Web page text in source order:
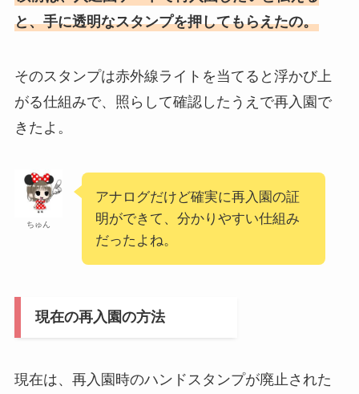
と、手に透明なスタンプを押してもらえたの。
そのスタンプは赤外線ライトを当てると浮かび上
がる仕組みで、照らして確認したうえで再入園で
きたよ。
ちゅん
アナログだけど確実に再入園の証
明ができて、分かりやすい仕組み
だったよね。
現在の再入園の方法
現在は、再入園時のハンドスタンプが廃止された